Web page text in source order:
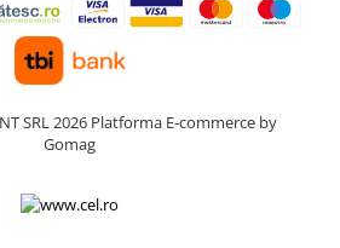
SRL 2026 Platforma E-commerce by
Gomag